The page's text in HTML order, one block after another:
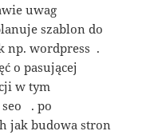
uwag
szablon do
np. wordpress .
o pasującej
w tym
seo . po
jak budowa stron